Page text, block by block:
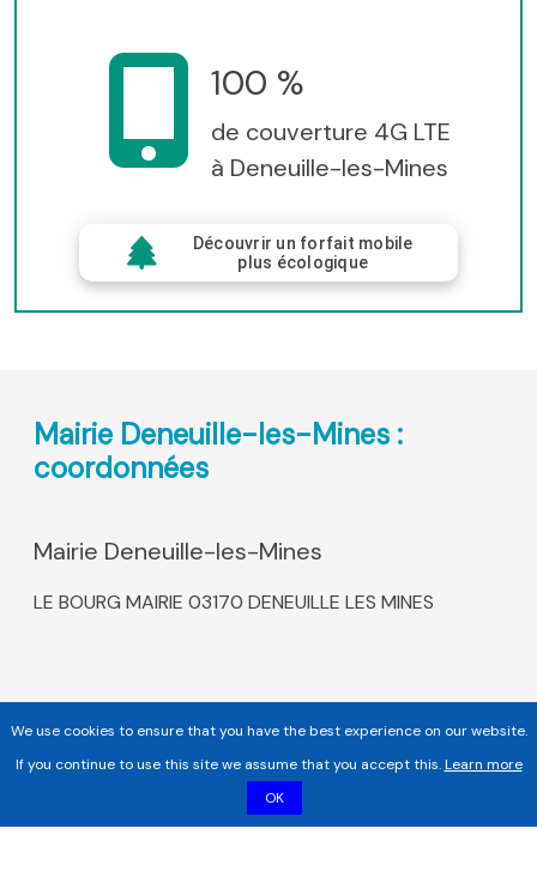
100 %
de couverture 4G LTE
à Deneuille-les-Mines
Découvrir un forfait mobile
plus écologique
Mairie Deneuille-les-Mines :
coordonnées
Mairie Deneuille-les-Mines
LE BOURG MAIRIE 03170 DENEUILLE LES MINES
We use cookies to ensure that you have the best experience on our website.
If you continue to use this site we assume that you accept this.Learn more
OK